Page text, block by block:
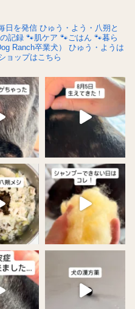
日を発信 ひゅう・よう・八朔と
記録 🐾肌ケア 🐾ごはん 🐾暮ら
Ranch卒業犬）
ひゅう・ようは
ョップはこちら